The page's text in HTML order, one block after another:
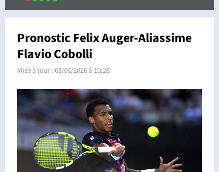
Pronostic Felix Auger-Aliassime
Flavio Cobolli
Mise à jour :03/06/2026 à 10:26